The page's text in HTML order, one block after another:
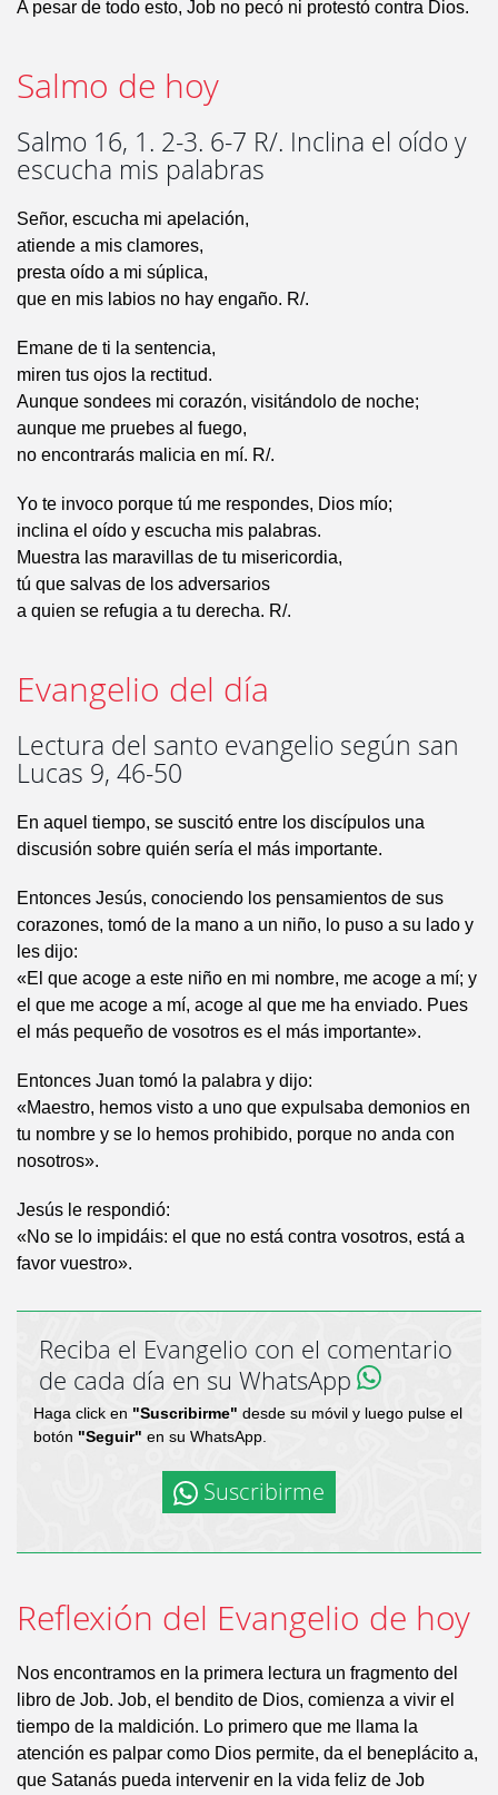
A pesar de todo esto, Job no pecó ni protestó contra Dios.
Salmo de hoy
Salmo 16, 1. 2-3. 6-7 R/. Inclina el oído y
escucha mis palabras
Señor, escucha mi apelación,
atiende a mis clamores,
presta oído a mi súplica,
que en mis labios no hay engaño. R/.
Emane de ti la sentencia,
miren tus ojos la rectitud.
Aunque sondees mi corazón, visitándolo de noche;
aunque me pruebes al fuego,
no encontrarás malicia en mí. R/.
Yo te invoco porque tú me respondes, Dios mío;
inclina el oído y escucha mis palabras.
Muestra las maravillas de tu misericordia,
tú que salvas de los adversarios
a quien se refugia a tu derecha. R/.
Evangelio del día
Lectura del santo evangelio según san
Lucas 9, 46-50
En aquel tiempo, se suscitó entre los discípulos una
discusión sobre quién sería el más importante.
Entonces Jesús, conociendo los pensamientos de sus
corazones, tomó de la mano a un niño, lo puso a su lado y
les dijo:
«El que acoge a este niño en mi nombre, me acoge a mí; y
el que me acoge a mí, acoge al que me ha enviado. Pues
el más pequeño de vosotros es el más importante».
Entonces Juan tomó la palabra y dijo:
«Maestro, hemos visto a uno que expulsaba demonios en
tu nombre y se lo hemos prohibido, porque no anda con
nosotros».
Jesús le respondió:
«No se lo impidáis: el que no está contra vosotros, está a
favor vuestro».
Reciba el Evangelio con el comentario
de cada día en su WhatsApp
Haga click en "Suscribirme" desde su móvil y luego pulse el
botón "Seguir" en su WhatsApp.
Suscribirme
Reflexión del Evangelio de hoy
Nos encontramos en la primera lectura un fragmento del
libro de Job. Job, el bendito de Dios, comienza a vivir el
tiempo de la maldición. Lo primero que me llama la
atención es palpar como Dios permite, da el beneplácito a,
que Satanás pueda intervenir en la vida feliz de Job